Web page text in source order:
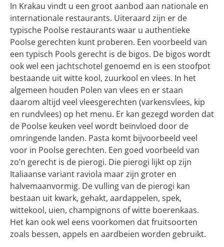
In Krakau vindt u een groot aanbod aan nationale en
internationale restaurants. Uiteraard zijn er de
typische Poolse restaurants waar u authentieke
Poolse gerechten kunt proberen. Een voorbeeld van
een typisch Pools gerecht is de bigos. De bigos wordt
ook wel een jachtschotel genoemd en is een stoofpot
bestaande uit witte kool, zuurkool en vlees. In het
algemeen houden Polen van vlees en er staan
daarom altijd veel vleesgerechten (varkensvlees, kip
en rundvlees) op het menu. Er kan gezegd worden dat
de Poolse keuken veel wordt beïnvloed door de
omringende landen. Pasta komt bijvoorbeeld veel
voor in Poolse gerechten. Een goed voorbeeld van
zo’n gerecht is de pierogi. Die pierogi lijkt op zijn
Italiaanse variant raviola maar zijn groter en
halvemaanvormig. De vulling van de pierogi kan
bestaan uit kwark, gehakt, aardappelen, spek,
wittekool, uien, champignons of witte boerenkaas.
Het kan ook wel eens voorkomen dat fruitsoorten
zoals bessen, appels en aardbeien worden gebruikt.